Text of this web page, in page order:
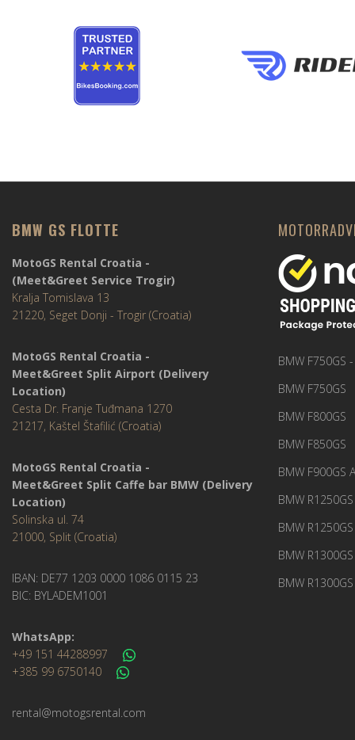
BMW GS FLOTTE
MotoGS Rental Croatia -
(Meet&Greet Service Trogir)
Kralja Tomislava 13
21220, Seget Donji - Trogir (Croatia)
MotoGS Rental Croatia -
Meet&Greet Split Airport (Delivery
Location)
Cesta Dr. Franje Tuđmana 1270
21217, Kaštel Štafilić (Croatia)
MotoGS Rental Croatia -
Meet&Greet Split Caffe bar BMW (Delivery
Location)
Solinska ul. 74
21000, Split (Croatia)
IBAN: DE77 1203 0000 1086 0115 23
BIC: BYLADEM1001
WhatsApp:
+49 151 44288997
+385 99 6750140
rental@motogsrental.com
BMW F750GS
BMW F750GS
BMW F800GS
BMW F850GS
BMW F900GS
BMW
BMW R1250GS
BMW R1300GS
BMW